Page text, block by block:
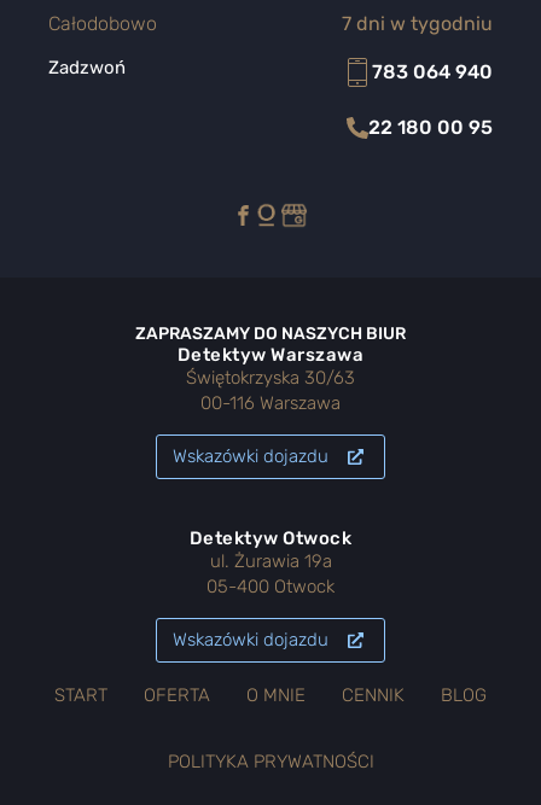
Całodobowo 7 dni w tygodniu
Zadzwoń 783 064 940
22 180 00 95
ZAPRASZAMY DO NASZYCH BIUR
Detektyw Warszawa
Świętokrzyska 30/63
00-116 Warszawa
Wskazówki dojazdu
Detektyw Otwock
ul. Żurawia 19a
05-400 Otwock
Wskazówki dojazdu
START OFERTA O MNIE CENNIK BLOG
POLITYKA PRYWATNOŚCI